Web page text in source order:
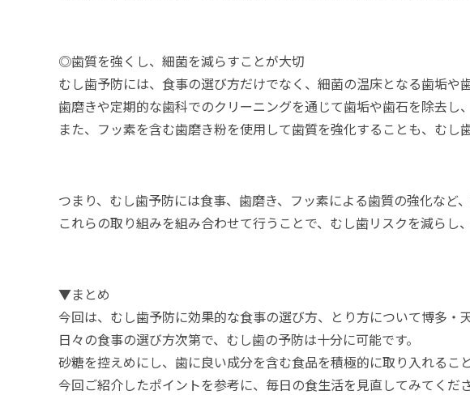
◎歯質を強くし、細菌を減らすことが大切
むし歯予防には、食事の選び方だけでなく、細菌の温床となる歯垢や
歯磨きや定期的な歯科でのクリーニングを通じて歯垢や歯石を除去し
また、フッ素を含む歯磨き粉を使用して歯質を強化することも、むし
つまり、むし歯予防には食事、歯磨き、フッ素による歯質の強化など
これらの取り組みを組み合わせて行うことで、むし歯リスクを減らし
▼まとめ
今回は、むし歯予防に効果的な食事の選び方、とり方について博多・
日々の食事の選び方次第で、むし歯の予防は十分に可能です。
砂糖を控えめにし、歯に良い成分を含む食品を積極的に取り入れるこ
今回ご紹介したポイントを参考に、毎日の食生活を見直してみてくださ